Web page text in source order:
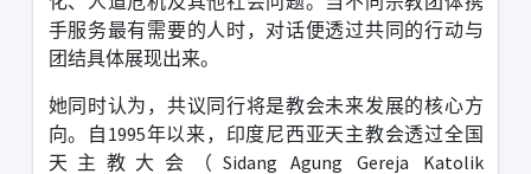
手服务最有需要的人时，对话便透过共同的行动与
团结具体展现出来。
她同时认为，共议同行将是教会未来发展的核心方
向。自 1995年以来，印度尼西亚天主教会透过全国
天主教大会（ Sidang Agung Gereja Katolik